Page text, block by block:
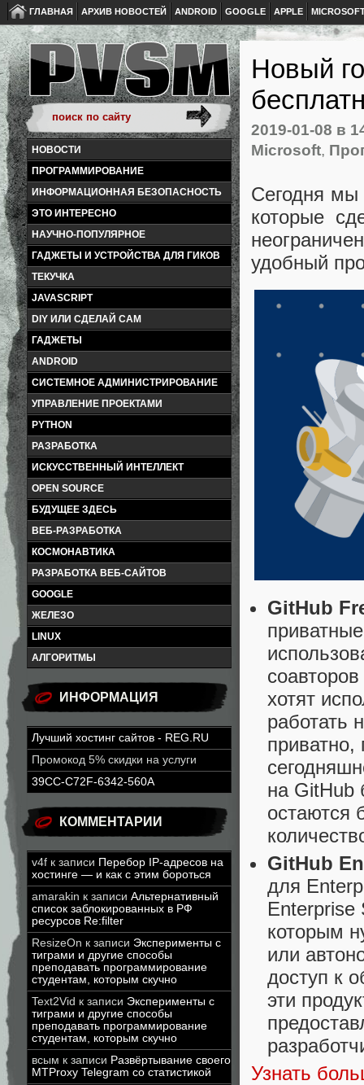
ГЛАВНАЯ АРХИВ НОВОСТЕЙ ANDROID GOOGLE APPLE
НОВОСТИ
ПРОГРАММИРОВАНИЕ
ИНФОРМАЦИОННАЯ БЕЗОПАСНОСТЬ
ЭТО ИНТЕРЕСНО
НАУЧНО-ПОПУЛЯРНОЕ
ГАДЖЕТЫ И УСТРОЙСТВА ДЛЯ ГИКОВ
ТЕКУЧКА
JAVASCRIPT
DIY ИЛИ СДЕЛАЙ САМ
ГАДЖЕТЫ
ANDROID
СИСТЕМНОЕ АДМИНИСТРИРОВАНИЕ
УПРАВЛЕНИЕ ПРОЕКТАМИ
PYTHON
РАЗРАБОТКА
ИСКУССТВЕННЫЙ ИНТЕЛЛЕКТ
OPEN SOURCE
БУДУЩЕЕ ЗДЕСЬ
ВЕБ-РАЗРАБОТКА
КОСМОНАВТИКА
РАЗРАБОТКА ВЕБ-САЙТОВ
GOOGLE
ЖЕЛЕЗО
LINUX
АЛГОРИТМЫ
ИНФОРМАЦИЯ
Лучший хостинг сайтов - REG.RU
Промокод 5% скидки на услуги
39CC-C72F-6342-560A
КОММЕНТАРИИ
v4f к записи Перебор IP-адресов на
хостинге — и как с этим бороться
amarakin к записи Альтернативный
список заблокированных в РФ
ресурсов Re:filter
ResizeOn к записи Эксперименты с
тиграми и другие способы
преподавать программирование
студентам, которым скучно
Text2Vid к записи Эксперименты с
тиграми и другие способы
преподавать программирование
студентам, которым скучно
всым к записи Развёртывание своего
MTProxy Telegram со статистикой
Новый
2019-01-08 в
Microsoft,
Сегодня мы
которые
удобный
GitHub
хотят
работать
на GitHub
остаются
GitHub
для
Enterprise
которым
или
доступ к
эти
Узнать